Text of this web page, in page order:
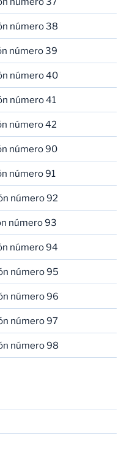
número 38
número 39
número 40
número 41
número 42
número 90
número 91
número 92
número 93
número 94
número 95
número 96
número 97
número 98